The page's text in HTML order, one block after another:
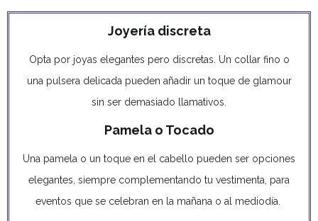
Joyería discreta
Opta por joyas elegantes pero discretas. Un collar fino o
una pulsera delicada pueden añadir un toque de glamour
sin ser demasiado llamativos.
Pamela o Tocado
Una pamela o un toque en el cabello pueden ser opciones
elegantes, siempre complementando tu vestimenta, para
eventos que se celebran en la mañana o al mediodía.